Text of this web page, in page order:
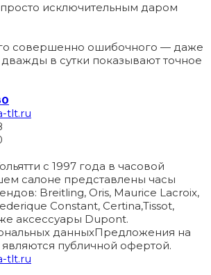
исключительным даром
совершенно ошибочного — даже
в сутки показывают точное
tlt.ru
с 1997 года в часовой
салоне представлены часы
Breitling, Oris, Maurice Lacroix,
Constant, Certina,Tissot,
аксессуары Dupont.
данныхПредложения на
публичной офертой.
tlt.ru